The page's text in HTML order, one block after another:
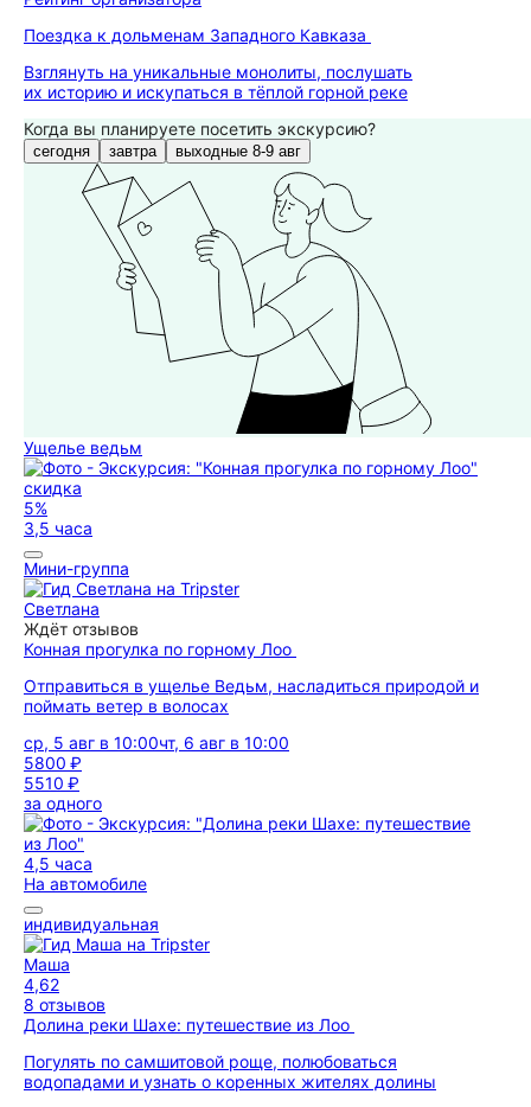
Поездка к дольменам Западного Кавказа
Взглянуть на уникальные монолиты, послушать
их историю и искупаться в тёплой горной реке
Когда вы планируете посетить экскурсию?
сегодня завтра выходные 8-9 авг
Ущелье ведьм
скидка
5%
3,5 часа
Мини-группа
Светлана
Ждёт отзывов
Конная прогулка по горному Лоо
Отправиться в ущелье Ведьм, насладиться природой и
поймать ветер в волосах
ср, 5 авг в 10:00чт, 6 авг в 10:00
5800 ₽
5510 ₽
за одного
4,5 часа
На автомобиле
индивидуальная
Маша
4,62
8 отзывов
Долина реки Шахе: путешествие из Лоо
Погулять по самшитовой роще, полюбоваться
водопадами и узнать о коренных жителях долины